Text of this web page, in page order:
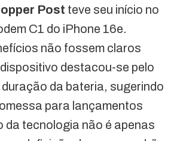
Post teve seu início no
C1 do iPhone 16e.
não fossem claros
destacou-se pelo
duração da bateria, sugerindo
para lançamentos
da tecnologia não é apenas